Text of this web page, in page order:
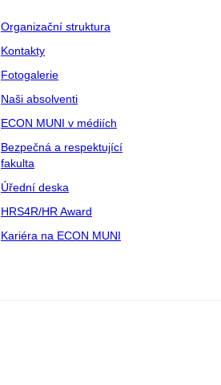
Organizační struktura
Kontakty
Fotogalerie
Naši absolventi
ECON MUNI v médiích
Bezpečná a respektující
fakulta
Úřední deska
HRS4R/HR Award
Kariéra na ECON MUNI